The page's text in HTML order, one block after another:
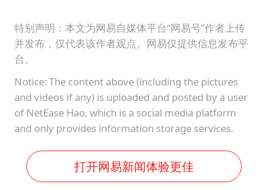
坚持党全面领导和党中央集中统一领导
特别声明：本文为网易自媒体平台“网易号”作者上传
并发布，仅代表该作者观点。网易仅提供信息发布平
台。
Notice: The content above (including the pictures
and videos if any) is uploaded and posted by a user
of NetEase Hao, which is a social media platform
and only provides information storage services.
打开网易新闻体验更佳